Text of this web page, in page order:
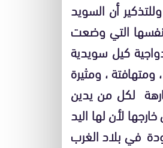
أن السويد
التي وضعت
كيل سويدية
، ومثيرة
لكل من يدين
لأن لها اليد
في بلاد الغرب